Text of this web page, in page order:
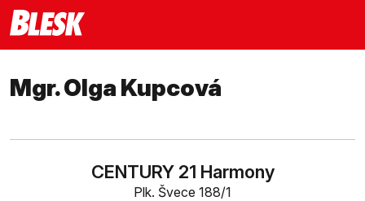
Mgr. Olga Kupcová
CENTURY 21 Harmony
Plk. Švece 188/1